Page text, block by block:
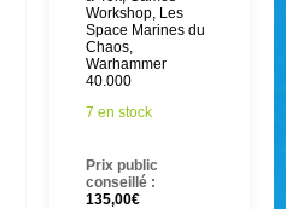
Workshop, Les
Space Marines du
Chaos,
Warhammer
40.000
7 en stock
Prix public
conseillé :
135,00€